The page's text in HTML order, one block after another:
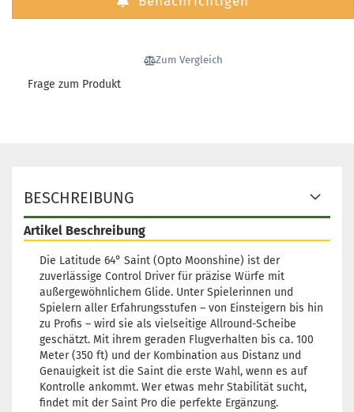
176g
Rosa/Pink
Leuchtfarbe:
Lagerbestand:
Gewicht:176g
Leuchtfarbe:Türkis
Lagerbestand:
1
Lieferzeit:2 - 3 Arbeitstage
23,90 €
Gewicht:176g
Farbton: Türkis
Leuchtfarbe:Türkis
Lagerbestand:1
Lieferzeit:2 - 3 Arbeitstage
23,90 €
Zum Vergleich
Frage zum Produkt
BESCHREIBUNG
Artikel Beschreibung
Die Latitude 64° Saint (Opto Moonshine) ist der
zuverlässige Control Driver für präzise Würfe mit
außergewöhnlichem Glide. Unter Spielerinnen und
Spielern aller Erfahrungsstufen – von Einsteigern bis hin
zu Profis – wird sie als vielseitige Allround-Scheibe
geschätzt. Mit ihrem geraden Flugverhalten bis ca. 100
Meter (350 ft) und der Kombination aus Distanz und
Genauigkeit ist die Saint die erste Wahl, wenn es auf
Kontrolle ankommt. Wer etwas mehr Stabilität sucht,
findet mit der Saint Pro die perfekte Ergänzung.